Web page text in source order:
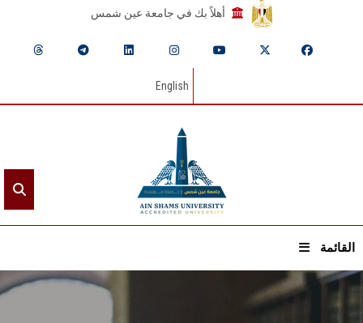
أهلاً بك في جامعة عين شمس
English
القائمة
الرئيسيـة